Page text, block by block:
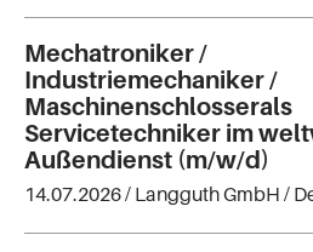
Mechatroniker /
Industriemechaniker /
Maschinenschlosserals
Servicetechniker im
Außendienst (m/w/d)
14.07.2026 / Langguth GmbH /